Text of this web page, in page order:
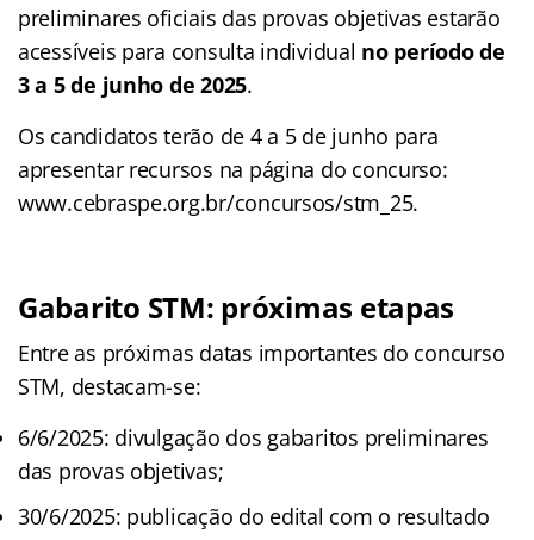
preliminares oficiais das provas objetivas estarão
acessíveis para consulta individual no período de
3 a 5 de junho de 2025.
Os candidatos terão de 4 a 5 de junho para
apresentar recursos na página do concurso:
www.cebraspe.org.br/concursos/stm_25.
Gabarito STM: próximas etapas
Entre as próximas datas importantes do concurso
STM, destacam-se:
6/6/2025: divulgação dos gabaritos preliminares
das provas objetivas;
30/6/2025: publicação do edital com o resultado